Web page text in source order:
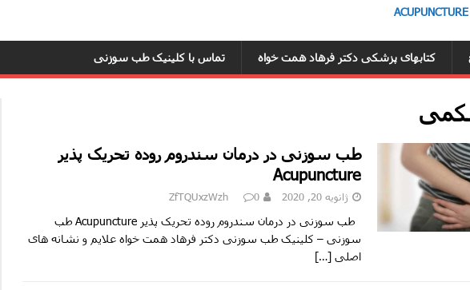
کتابهای پزشکی دکتر فرهاد همت خواه تماس با کلینیک طب سوزنى
طب سوزنى در درمان سندروم روده تحریک پذیر
Acupuncture
ژانویه 20, 2020 ZfTQUxzWzh 0
طب سوزنى در درمان سندروم روده تحریک پذیر Acupuncture طب
سوزنی – کلینیک طب سوزنی دکتر فرهاد همت خواه علایم و نشانه های
اصلی […]